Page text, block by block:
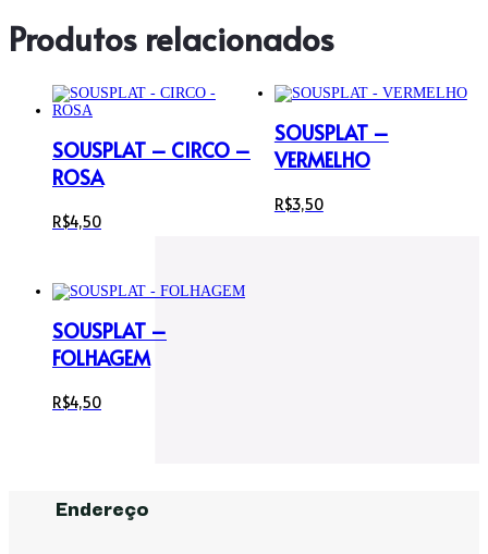
Produtos relacionados
SOUSPLAT – CIRCO –
ROSA
R$4,50
SOUSPLAT –
VERMELHO
R$3,50
SOUSPLAT –
FOLHAGEM
R$4,50
Endereço